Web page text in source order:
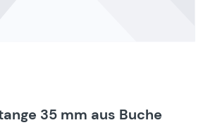
35 mm aus Buche